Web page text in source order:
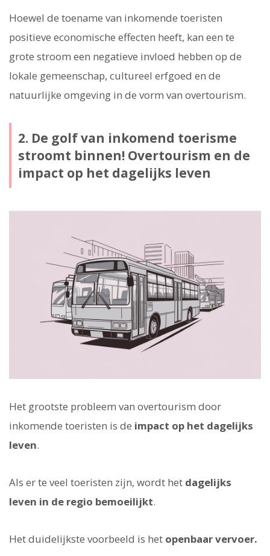
Hoewel de toename van inkomende toeristen
positieve economische effecten heeft, kan een te
grote stroom een negatieve invloed hebben op de
lokale gemeenschap, cultureel erfgoed en de
natuurlijke omgeving in de vorm van overtourism.
2. De golf van inkomend toerisme
stroomt binnen! Overtourism en de
impact op het dagelijks leven
Het grootste probleem van overtourism door
inkomende toeristen is de impact op het dagelijks
leven.
Als er te veel toeristen zijn, wordt het dagelijks
leven in de regio bemoeilijkt.
Het duidelijkste voorbeeld is het openbaar vervoer.